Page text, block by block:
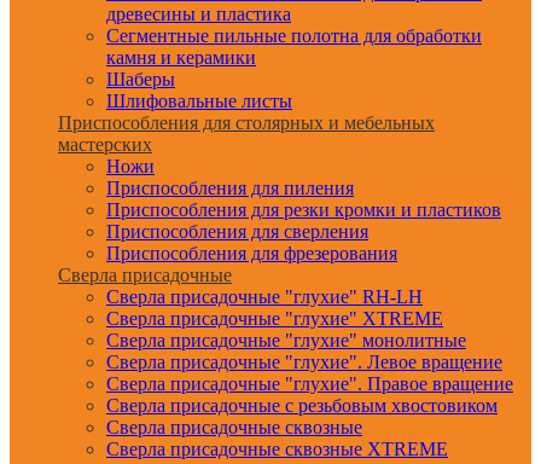
древесины и пластика
Сегментные пильные полотна для обработки
камня и керамики
Шаберы
Шлифовальные листы
Приспособления для столярных и мебельных
мастерских
Ножи
Приспособления для пиления
Приспособления для резки кромки и пластиков
Приспособления для сверления
Приспособления для фрезерования
Сверла присадочные
Сверла присадочные "глухие" RH-LH
Сверла присадочные "глухие" XTREME
Сверла присадочные "глухие" монолитные
Сверла присадочные "глухие". Левое вращение
Сверла присадочные "глухие". Правое вращение
Сверла присадочные с резьбовым хвостовиком
Сверла присадочные сквозные
Сверла присадочные сквозные XTREME